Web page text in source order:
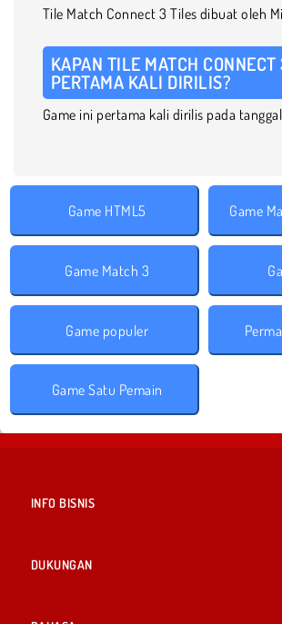
Tile Match Connect 3 Tiles dibuat oleh
KAPAN TILE MATCH
PERTAMA KALI DIRILIS?
Game ini pertama kali dirilis pada
Game HTML5
Game Match 3
Game populer
Game Satu Pemain
INFO BISNIS
DUKUNGAN